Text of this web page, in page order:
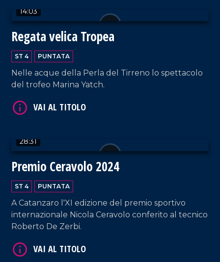
14:03
Regata velica Tropea
ST 4 PUNTATA
Nelle acque della Perla del Tirreno lo spettacolo
del trofeo Marina Yatch.
28:31
Premio Ceravolo 2024
ST 4 PUNTATA
A Catanzaro l'XI edizione del premio sportivo
internazionale Nicola Ceravolo conferito al tecnico
Roberto De Zerbi.
VAI AL TITOLO
VAI AL TITOLO